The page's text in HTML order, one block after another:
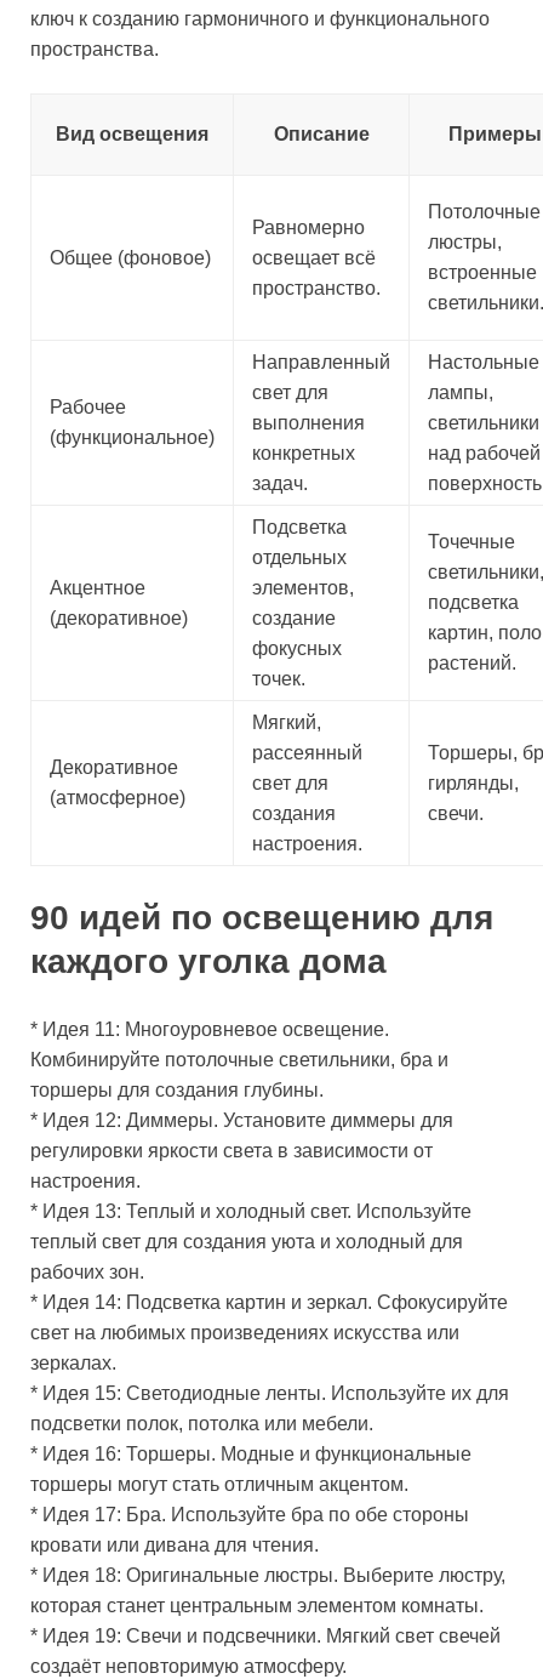
ключ к созданию гармоничного и функционального
пространства.
Вид освещения Описание Примеры
Общее (фоновое)
Равномерно
освещает всё
пространство.
Потолочные
люстры,
встроенные
светильники.
Рабочее
(функциональное)
Направленный
свет для
выполнения
конкретных
задач.
Настольные
лампы,
светильники
над рабочей
Акцентное
(декоративное)
Подсветка
отдельных
элементов,
создание
фокусных
точек.
Точечные
светильники,
подсветка
картин,
растений.
Декоративное
(атмосферное)
Мягкий,
рассеянный
свет для
создания
настроения.
Торшеры,
гирлянды,
свечи.
90 идей по освещению для
каждого уголка дома
* Идея 11: Многоуровневое освещение.
Комбинируйте потолочные светильники, бра и
торшеры для создания глубины.
* Идея 12: Диммеры. Установите диммеры для
регулировки яркости света в зависимости от
настроения.
* Идея 13: Теплый и холодный свет. Используйте
теплый свет для создания уюта и холодный для
рабочих зон.
* Идея 14: Подсветка картин и зеркал. Сфокусируйте
свет на любимых произведениях искусства или
зеркалах.
* Идея 15: Светодиодные ленты. Используйте их для
подсветки полок, потолка или мебели.
* Идея 16: Торшеры. Модные и функциональные
торшеры могут стать отличным акцентом.
* Идея 17: Бра. Используйте бра по обе стороны
кровати или дивана для чтения.
* Идея 18: Оригинальные люстры. Выберите люстру,
которая станет центральным элементом комнаты.
* Идея 19: Свечи и подсвечники. Мягкий свет свечей
создаёт неповторимую атмосферу.